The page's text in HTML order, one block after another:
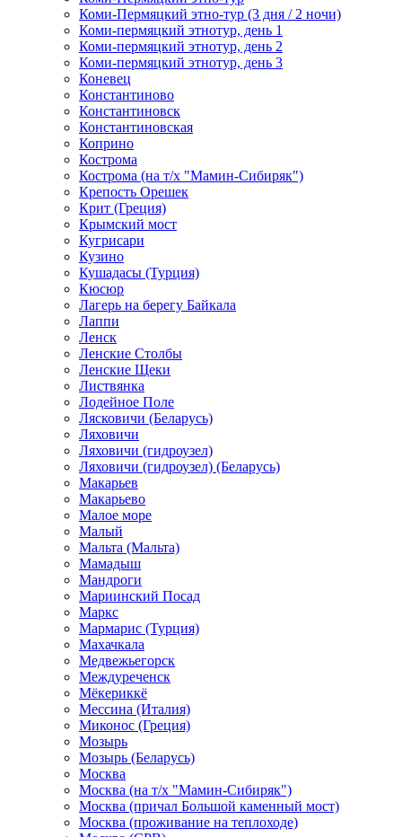
Коми-Пермяцкий этно-тур (3 дня / 2 ночи)
Коми-пермяцкий этнотур, день 1
Коми-пермяцкий этнотур, день 2
Коми-пермяцкий этнотур, день 3
Коневец
Константиново
Константиновск
Константиновская
Коприно
Кострома
Кострома (на т/х "Мамин-Сибиряк")
Крепость Орешек
Крит (Греция)
Крымский мост
Кугрисари
Кузино
Кушадасы (Турция)
Кюсюр
Лагерь на берегу Байкала
Лаппи
Ленск
Ленские Столбы
Ленские Щеки
Листвянка
Лодейное Поле
Лясковичи (Беларусь)
Ляховичи
Ляховичи (гидроузел)
Ляховичи (гидроузел) (Беларусь)
Макарьев
Макарьево
Малое море
Малый
Мальта (Мальта)
Мамадыш
Мандроги
Мариинский Посад
Маркс
Мармарис (Турция)
Махачкала
Медвежьегорск
Междуреченск
Мёкериккё
Мессина (Италия)
Миконос (Греция)
Мозырь
Мозырь (Беларусь)
Москва
Москва (на т/х "Мамин-Сибиряк")
Москва (причал Большой каменный мост)
Москва (проживание на теплоходе)